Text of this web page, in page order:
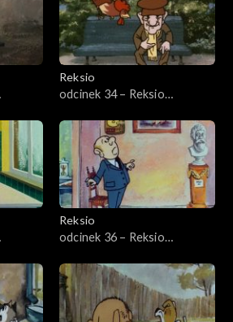
Reksio
odcinek 34 – Reksio
Reksio
odcinek 36 – Reksio